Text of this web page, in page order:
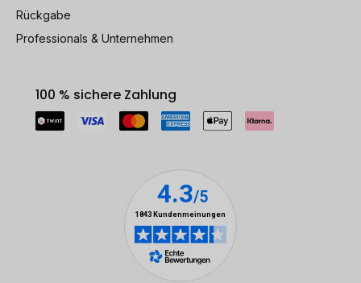
Rückgabe
Professionals & Unternehmen
100 % sichere Zahlung